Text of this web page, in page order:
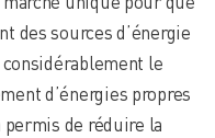
des sources d’énergie
le
d’énergies propres
permis de réduire la